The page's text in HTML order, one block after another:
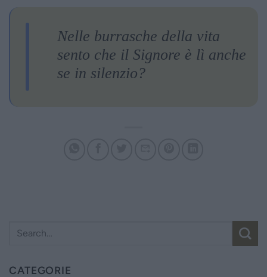
CATEGORIE
Nelle burrasche della vita
sento che il Signore è lì anche
se in silenzio?